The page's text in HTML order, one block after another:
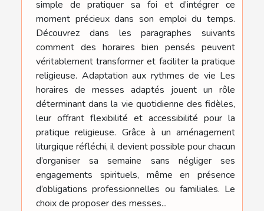
simple de pratiquer sa foi et d’intégrer ce
moment précieux dans son emploi du temps.
Découvrez dans les paragraphes suivants
comment des horaires bien pensés peuvent
véritablement transformer et faciliter la pratique
religieuse. Adaptation aux rythmes de vie Les
horaires de messes adaptés jouent un rôle
déterminant dans la vie quotidienne des fidèles,
leur offrant flexibilité et accessibilité pour la
pratique religieuse. Grâce à un aménagement
liturgique réfléchi, il devient possible pour chacun
d’organiser sa semaine sans négliger ses
engagements spirituels, même en présence
d’obligations professionnelles ou familiales. Le
choix de proposer des messes...